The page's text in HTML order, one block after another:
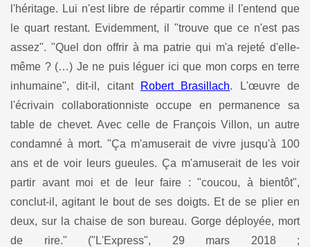
l'héritage. Lui n'est libre de répartir comme il l'entend que
le quart restant. Evidemment, il "trouve que ce n'est pas
assez". "Quel don offrir à ma patrie qui m'a rejeté d'elle-
même ? (…) Je ne puis léguer ici que mon corps en terre
inhumaine", dit-il, citant
Robert Brasillach. L'œuvre de
l'écrivain collaborationniste occupe en permanence sa
table de chevet. Avec celle de François Villon, un autre
condamné à mort. "Ça m'amuserait de vivre jusqu'à 100
ans et de voir leurs gueules. Ça m'amuserait de les voir
partir avant moi et de leur faire : "coucou, à bientôt",
conclut-il, agitant le bout de ses doigts. Et de se plier en
deux, sur la chaise de son bureau. Gorge déployée, mort
de rire." ("L'Express", 29 mars 2018 ;